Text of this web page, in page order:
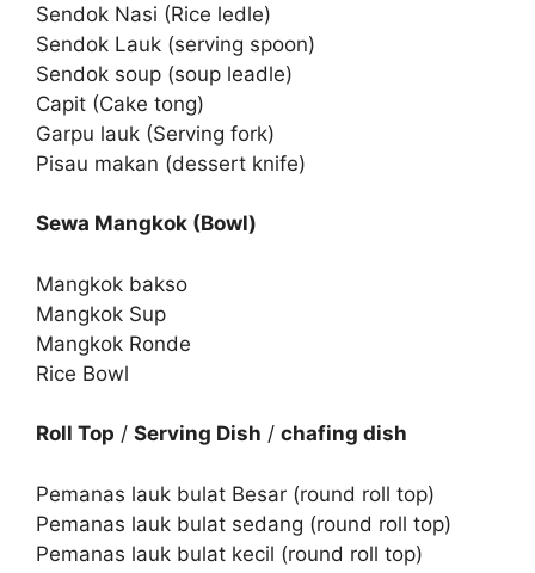
Sendok Nasi (Rice ledle)
Sendok Lauk (serving spoon)
Sendok soup (soup leadle)
Capit (Cake tong)
Garpu lauk (Serving fork)
Pisau makan (dessert knife)
Sewa Mangkok (Bowl)
Mangkok bakso
Mangkok Sup
Mangkok Ronde
Rice Bowl
Roll Top / Serving Dish / chafing dish
Pemanas lauk bulat Besar (round roll top)
Pemanas lauk bulat sedang (round roll top)
Pemanas lauk bulat kecil (round roll top)